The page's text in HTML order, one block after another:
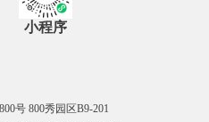
小程序
号 800秀园区B9-201